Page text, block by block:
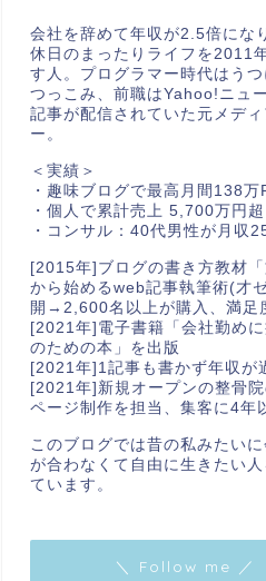
会社を辞めて年収が2.5倍にな
休日のまったりライフを2011
す人。プログラマー時代はうつ
つっこみ、前職はYahoo!ニュ
記事が配信されていた元メディ
ー。
＜実績＞
・趣味ブログで最高月間138万
・個人で累計売上 5,700万円超
・コンサル：40代男性が月収
[2015年]ブログの書き方教材「
から始めるweb記事執筆術(才
開→2,600名以上が購入、満足
[2021年]電子書籍「会社勤めに
のための本」を出版
[2021年]1記事も書かず年収が
[2021年]新規オープンの整骨
ページ制作を担当、集客に4年
このブログでは昔の私みたい
が合わなくて自由に生きたい人
ています。
＼ Follow me ／